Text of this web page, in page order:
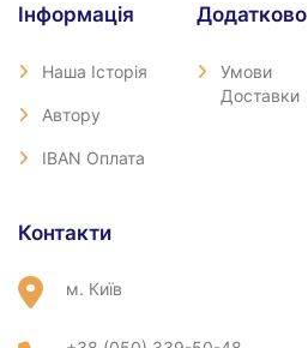
Iнформація
Наша Історія
Автору
IBAN Оплата
Додатково
Умови
Доставки
Контакти
м. Київ